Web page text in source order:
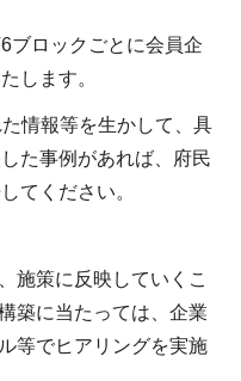
ブロックごとに会員企
します。
情報等を生かして、具
た事例があれば、府民
てください。
施策に反映していくこ
築に当たっては、企業
等でヒアリングを実施